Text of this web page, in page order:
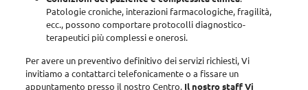
Patologie croniche, interazioni farmacologiche, fragilità,
ecc., possono comportare protocolli diagnostico-
terapeutici più complessi e onerosi.
Per avere un preventivo definitivo dei servizi richiesti, Vi
invitiamo a contattarci telefonicamente o a fissare un
appuntamento presso il nostro Centro. Il nostro staff Vi